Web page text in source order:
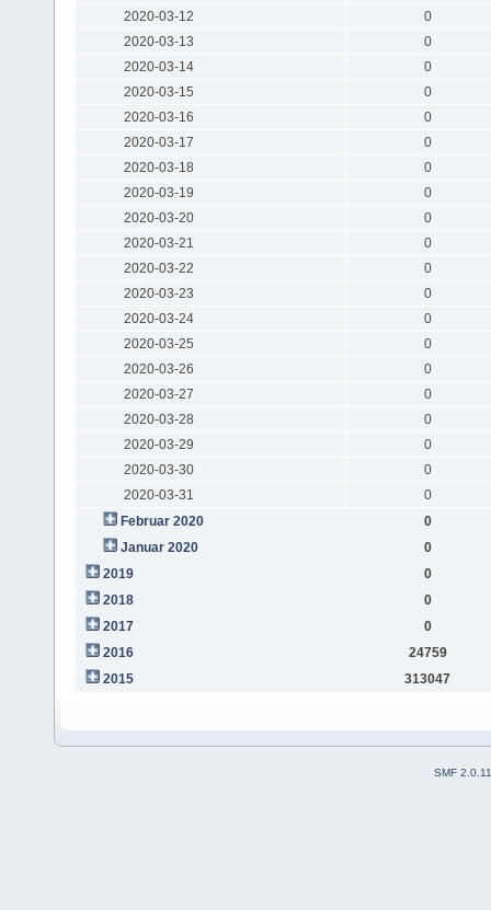
2020-03-12
0
2020-03-13
0
2020-03-14
0
2020-03-15
0
2020-03-16
0
2020-03-17
0
2020-03-18
0
2020-03-19
0
2020-03-20
0
2020-03-21
0
2020-03-22
0
2020-03-23
0
2020-03-24
0
2020-03-25
0
2020-03-26
0
2020-03-27
0
2020-03-28
0
2020-03-29
0
2020-03-30
0
2020-03-31
0
Februar 2020
0
Januar 2020
0
2019
0
2018
0
2017
0
2016
24759
2015
313047
SMF 2.0.11